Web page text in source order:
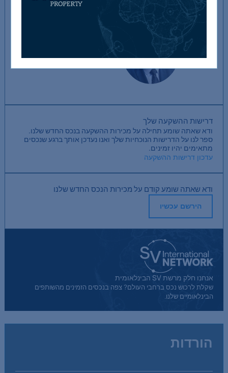
ניק בויל
087 4674733
דרישות ההשקעה שלך
ודא שאתה שומע תחילה על מכירות ההשקעה בנכס החדש שלנו.
ספר לנו על הדרישות הנוכחיות שלך ואנו נעדכן אותך ברגע שנכסים
מתאימים יהיו זמינים.
עדכון דרישות ההשקעה
ודא שאתה שומע קודם על מכירות הנכס החדש שלנו
הירשם עכשיו
אנחנו חלק מרשת SV הבינלאומית
שקלת לרכוש נכס ברחבי העולם? צפה בנכסים הזמינים מהשותפים
הבינלאומיים שלנו.
הורדות